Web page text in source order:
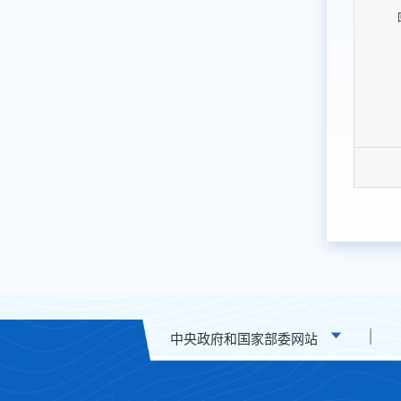
中央政府和国家部委网站